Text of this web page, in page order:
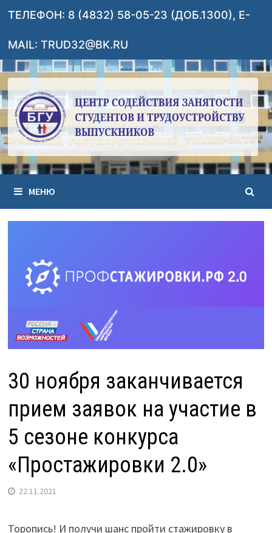
Перейти
содержимому
ТЕЛЕФОН: 8 (4832) 58-05-23 (ДОБ.1300), E-
MAIL: TRUD32@BK.RU
МЕНЮ
30 ноября заканчивается
прием заявок на участие в
5 сезоне конкурса
«Простажировки 2.0»
22.11.2021
Торопись! И получи шанс пройти стажировку в